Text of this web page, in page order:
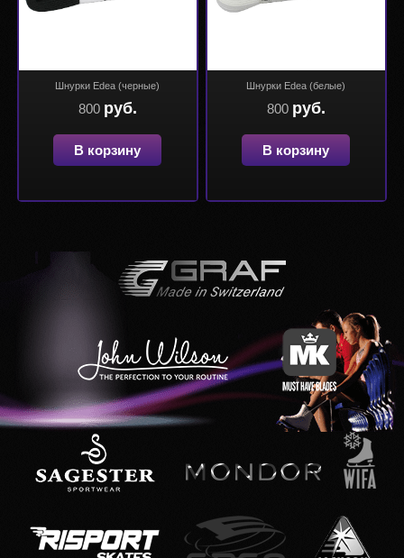
Шнурки Edea (черные)
800 руб.
В корзину
Шнурки Edea (белые)
800 руб.
В корзину